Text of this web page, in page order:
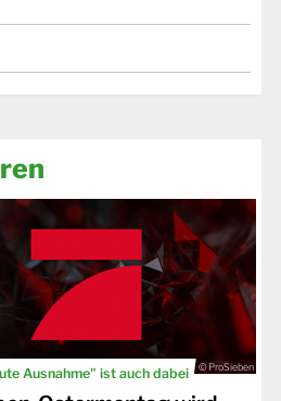
Ausnahme" ist auch dabei © ProSieben